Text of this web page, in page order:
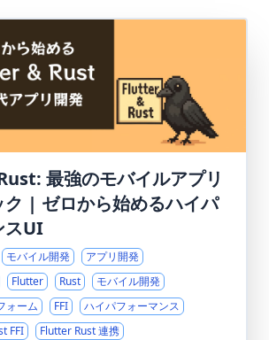
最強のモバイルアプリ
ク | ゼロから始めるハイパ
スUI
モバイル開発
アプリ開発
Flutter Rust
モバイル開発
ォーム
FFI
ハイパフォーマンス
FFI
Flutter Rust 連携